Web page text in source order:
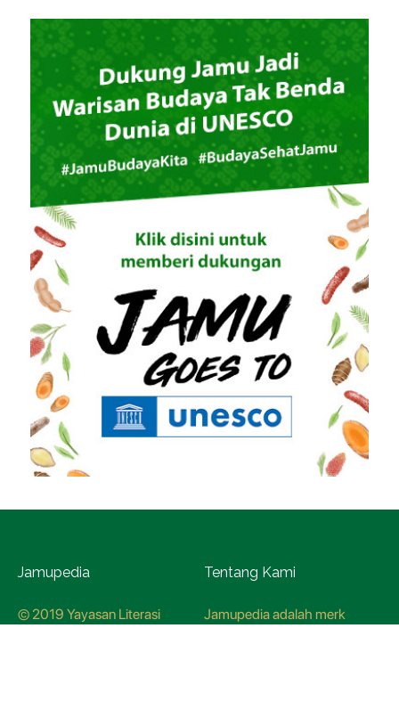
Jamupedia
© 2019 Yayasan Literasi
Tentang Kami
Jamupedia adalah merk